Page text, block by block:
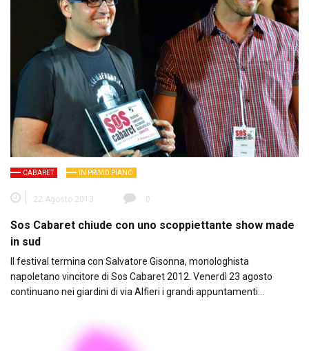
CABARET IN PRIMO PIANO
22 Agosto 2013 0
Sos Cabaret chiude con uno scoppiettante show made
in sud
Il festival termina con Salvatore Gisonna, monologhista
napoletano vincitore di Sos Cabaret 2012. Venerdì 23 agosto
continuano nei giardini di via Alfieri i grandi appuntamenti…